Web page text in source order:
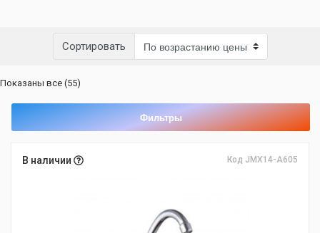
Сортировать
Показаны все (55)
Фильтры
В наличии Код JMX14-A605